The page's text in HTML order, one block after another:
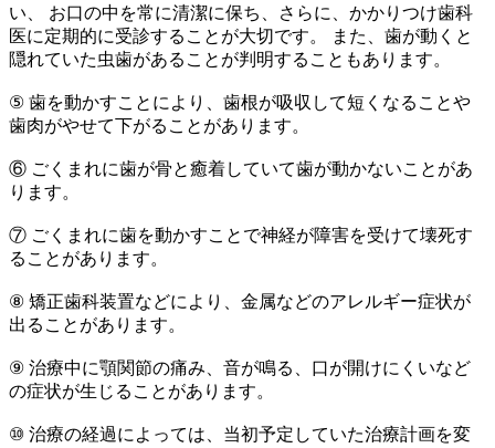
い、 お口の中を常に清潔に保ち、さらに、かかりつけ歯科
医に定期的に受診することが大切です。 また、歯が動くと
隠れていた虫歯があることが判明することもあります。
⑤ 歯を動かすことにより、歯根が吸収して短くなることや
歯肉がやせて下がることがあります。
⑥ ごくまれに歯が骨と癒着していて歯が動かないことがあ
ります。
⑦ ごくまれに歯を動かすことで神経が障害を受けて壊死す
ることがあります。
⑧ 矯正歯科装置などにより、金属などのアレルギー症状が
出ることがあります。
⑨ 治療中に顎関節の痛み、音が鳴る、口が開けにくいなど
の症状が生じることがあります。
⑩ 治療の経過によっては、当初予定していた治療計画を変